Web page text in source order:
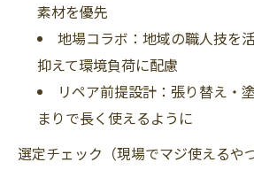
素材を優先
地場コラボ：地域の職人技を
抑えて環境負荷に配慮
リペア前提設計：張り替え・
まりで長く使えるように
選定チェック（現場でマジ使えるやつ